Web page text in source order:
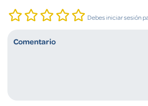
Debes iniciar sesión